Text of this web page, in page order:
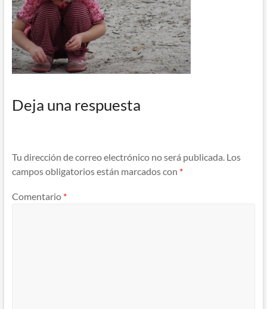
Deja una respuesta
Tu dirección de correo electrónico no será publicada. Los
campos obligatorios están marcados con *
Comentario *